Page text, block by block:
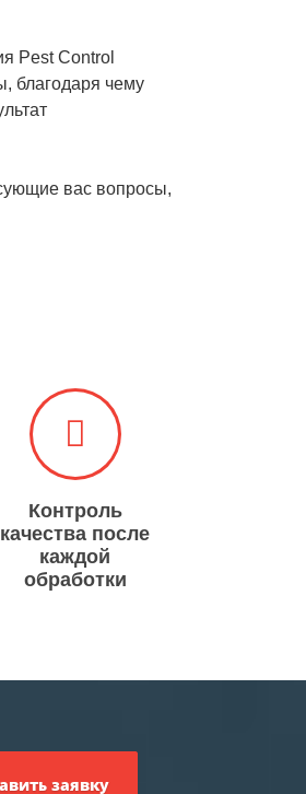
Pest Control
благодаря чему
вас вопросы,
Контроль
качества после
каждой
обработки
заявку